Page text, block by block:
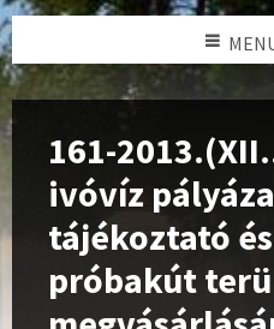
161-
ivóvíz
tájékoztató
próbakút